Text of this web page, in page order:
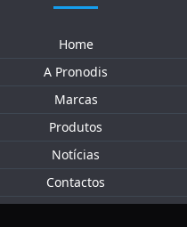
Home
A Pronodis
Marcas
Produtos
Notícias
Contactos